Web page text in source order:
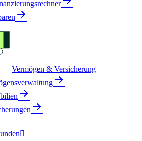
Vermögen & Versicherung
